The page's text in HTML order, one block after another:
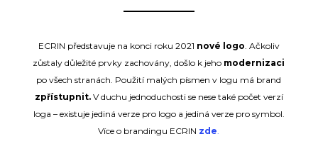
ECRIN představuje na konci roku 2021 nové logo. Ačkoliv
zůstaly důležité prvky zachovány, došlo k jeho modernizaci
po všech stranách. Použití malých písmen v logu má brand
zpřístupnit.V duchu jednoduchosti se nese také počet verzí
loga – existuje jediná verze pro logo a jediná verze pro symbol.
Více o brandingu ECRIN zde.